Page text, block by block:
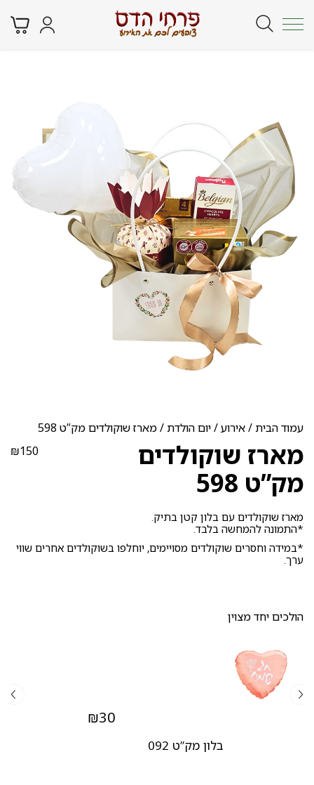
עמוד הבית /אירוע/יום הולדת / מארז שוקולדים מק”ט 598
מארז שוקולדים
מק”ט 598
₪150
מארז שוקולדים עם בלון קטן בתיק.
*התמונה להמחשה בלבד.
*במידה וחסרים שוקולדים מסויימים, יוחלפו בשוקולדים אחרים שווי
ערך.
הולכים יחד מצוין
בלון מק”ט 092
₪30